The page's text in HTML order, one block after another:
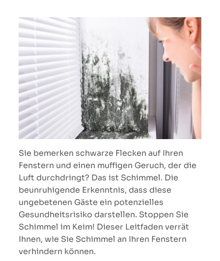
Sie bemerken schwarze Flecken auf Ihren
Fenstern und einen muffigen Geruch, der die
Luft durchdringt? Das ist Schimmel. Die
beunruhigende Erkenntnis, dass diese
ungebetenen Gäste ein potenzielles
Gesundheitsrisiko darstellen. Stoppen Sie
Schimmel im Keim! Dieser Leitfaden verrät
Ihnen, wie Sie Schimmel an Ihren Fenstern
verhindern können.